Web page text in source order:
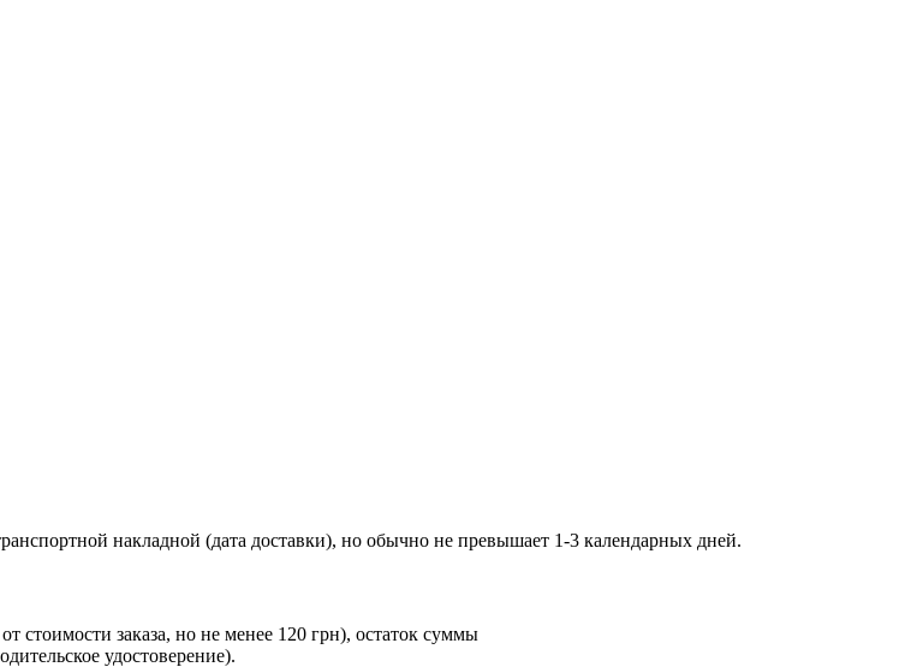
накладной (дата доставки), но обычно не превышает 1-3 календарных дней.
стоимости заказа, но не менее 120 грн), остаток суммы
удостоверение).